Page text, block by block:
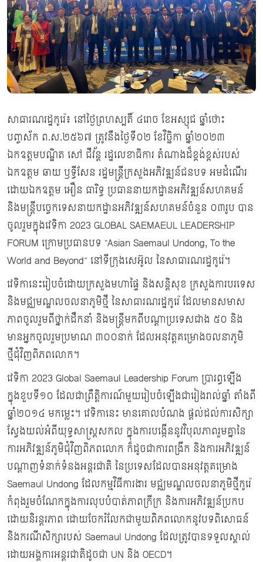
សាធារណរដ្ឋកូរ៉េ៖ នៅថ្ងៃព្រហស្បតិ៍ ៤រោច ខែអស្សុជ ឆ្នាំថោះ
បញ្ចស័ក ព.ស.២៥៦៧ ត្រូវនឹងថ្ងៃទី០២ ខែវិច្ឆិកា ឆ្នាំ២០២៣
ឯកឧត្ដមបណ្ឌិត សៅ ជីវ័ន្ដ រដ្ឋលេខាធិការ តំណាងដ៏ខ្ពង់ខ្ពស់របស់
ឯកឧត្ដម ឆាយ ឫទ្ធីសែន រដ្ឋមន្ត្រីក្រសួងអភិវឌ្ឍន៍ជនបទ អមដំណើរ
ដោយឯកឧត្តម អឿន ធារិទ្ធ ប្រធាននាយកដ្ឋានអភិវឌ្ឍន៍សហគមន៍
និងមន្ត្រីបច្ចេកទេសនាយកដ្ឋានអភិវឌ្ឍន៍សហគមន៍ចំនួន ០៣រូប បាន
ចូលរួមក្នុងវេទិកា 2023 GLOBAL SAEMAEUL LEADERSHIP
FORUM ក្រោមប្រធានបទ “Asian Saemaul Undong, To the
World and Beyond” នៅទីក្រុងសេអ៊ូល នៃសាធារណរដ្ឋកូរ៉េ។
វេទិកានេះរៀបចំដោយក្រសួងមហាផ្ទៃ និងសន្តិសុខ ក្រសួងការបរទេស
និងមជ្ឈមណ្ឌលចលនាភូមិថ្មី នៃសាធារណរដ្ឋកូរ៉េ ដែលមានសមាស
ភាពចូលរួមពីថ្នាក់ដឹកនាំ និងមន្រ្តីមកពីបណ្ដាប្រទេសជាង ៥០ និង
មានអ្នកចូលរួមប្រមាណ ៣០០នាក់ ដែលអនុវត្តគម្រោងចលនាភូមិ
ថ្មីជុំវិញពិភពលោក។
វេទិកា​ 2023 Global Saemaul Leadership Forum ប្រារព្ធឡើង
ក្នុងខួបទី១០​ ដែលជាព្រឹត្តិការណ៍មួយរៀបចំឡើងជារៀងរាល់ឆ្នាំ តាំងពី
ឆ្នាំ២០១៤ មកម្លេះ។​ វេទិកានេះ មានគោលបំណង​ ផ្តល់ដល់ការសិក្សា
ស្វែងយល់អំពីយុទ្ធសាស្ត្រសកល ក្នុងការបង្កើននូវវិបុលភាពរួមគ្នានៃ
ការអភិវឌ្ឍន៍ភូមិជុំវិញពិភពលោក ក៏ដូចជាការពង្រីក និងការអភិវឌ្ឍន៍
បណ្តាញទំនាក់ទំនងអន្តរជាតិ នៃប្រទេសដែលបានអនុវត្តគម្រោង
Saemaul Undong ដែលកម្មវិធីការងារ មជ្ឈមណ្ឌលចលនាភូមិថ្មីកូរ៉េ
កំពុងរួមចំណែកក្នុងការលុបបំបាត់ភាពក្រីក្រ និងការអភិវឌ្ឍន៍ប្រកប
ដោយនិរន្តរភាព ដោយចែករំលែកជាមួយពិភពលោកនូវបទពិសោធន៍
និងករណីសិក្សារបស់ Saemaul Undong ដែលត្រូវបានទទួលស្គាល់
ដោយអង្គការអន្តរជាតិដូចជា UN និង OECD។​